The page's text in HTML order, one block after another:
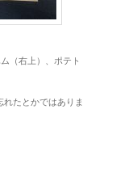
（右上）、ポテト
たとかではありま